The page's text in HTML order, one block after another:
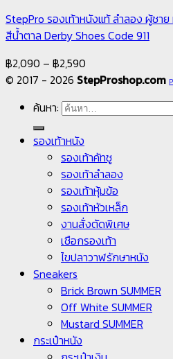
StepPro รองเท้าหนังแท้ ลำลอง ผู้ช
สีน้ำตาล Derby Shoes Code 911
฿2,090 – ฿2,590
© 2017 - 2026 StepProshop.com
ค้นหา:
รองเท้าหนัง
รองเท้าคัทชู
รองเท้าลำลอง
รองเท้าหุ้มข้อ
รองเท้าหัวเหล็ก
งานสั่งตัดพิเศษ
เชือกรองเท้า
ไขปลาวาฬรักษาหนัง
Sneakers
Brick Brown SUMMER
Off White SUMMER
Mustard SUMMER
กระเป๋าหนัง